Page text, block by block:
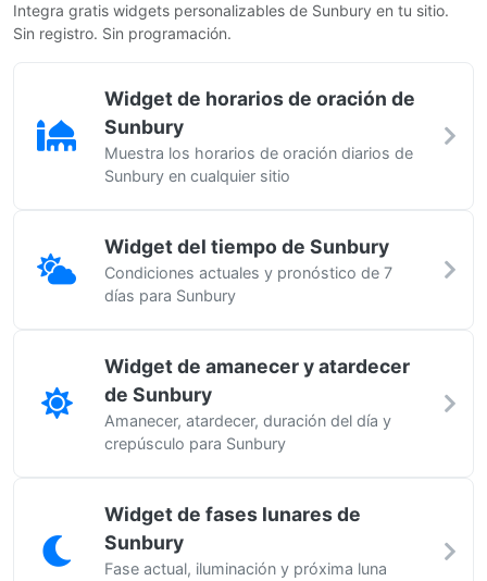
Integra gratis widgets personalizables de Sunbury en tu sitio.
Sin registro. Sin programación.
Widget de horarios de oración de
Sunbury
Muestra los horarios de oración diarios de
Sunbury en cualquier sitio
Widget del tiempo de Sunbury
Condiciones actuales y pronóstico de 7
días para Sunbury
Widget de amanecer y atardecer
de Sunbury
Amanecer, atardecer, duración del día y
crepúsculo para Sunbury
Widget de fases lunares de
Sunbury
Fase actual, iluminación y próxima luna